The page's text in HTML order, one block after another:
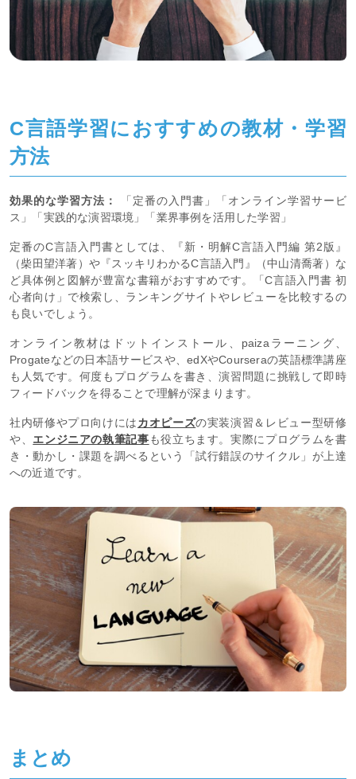
C言語学習におすすめの教材・学習
方法
効果的な学習方法：
「定番の入門書」「オンライン学習サービ
ス」「実践的な演習環境」「業界事例を活用した学習」
定番のC言語入門書としては、『新・明解C言語入門編 第2版』
（柴田望洋著）や『スッキリわかるC言語入門』（中山清喬著）な
ど具体例と図解が豊富な書籍がおすすめです。「C言語入門書 初
心者向け」で検索し、ランキングサイトやレビューを比較するの
も良いでしょう。
オンライン教材はドットインストール、paizaラーニング、
Progateなどの日本語サービスや、edXやCourseraの英語標準講座
も人気です。何度もプログラムを書き、演習問題に挑戦して即時
フィードバックを得ることで理解が深まります。
社内研修やプロ向けにはカオピーズの実装演習＆レビュー型研修
や、 エンジニアの執筆記事も役立ちます。実際にプログラムを書
き・動かし・課題を調べるという「試行錯誤のサイクル」が上達
への近道です。
まとめ